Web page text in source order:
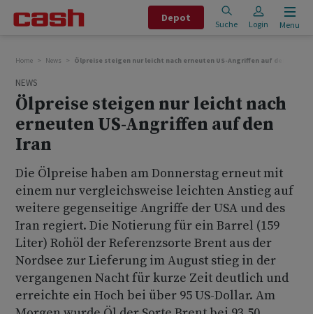
Depot
Suche Login Menu
Home News Ölpreise steigen nur leicht nach erneuten US-Angriffen auf den Iran
NEWS
Ölpreise steigen nur leicht nach
erneuten US-Angriffen auf den
Iran
Die Ölpreise haben am Donnerstag erneut mit
einem nur vergleichsweise leichten Anstieg auf
weitere gegenseitige Angriffe der USA und des
Iran regiert. Die Notierung für ein Barrel (159
Liter) Rohöl der Referenzsorte Brent aus der
Nordsee zur Lieferung im August stieg in der
vergangenen Nacht für kurze Zeit deutlich und
erreichte ein Hoch bei über 95 US-Dollar. Am